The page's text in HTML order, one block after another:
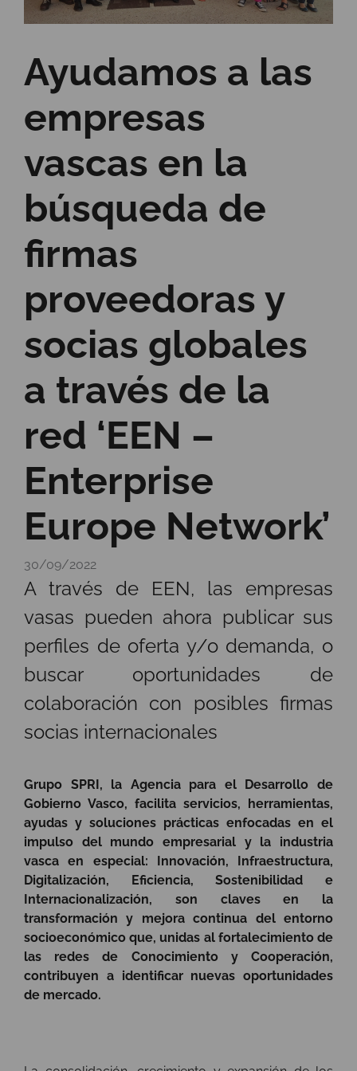
Ayudamos a las
empresas
vascas en la
búsqueda de
firmas
proveedoras y
socias globales
a través de la
red ‘EEN –
Enterprise
Europe Network’
30/09/2022
A través de EEN, las empresas
vasas pueden ahora publicar sus
perfiles de oferta y/o demanda, o
buscar oportunidades de
colaboración con posibles firmas
socias internacionales
Grupo SPRI, la Agencia para el Desarrollo de
Gobierno Vasco, facilita servicios, herramientas,
ayudas y soluciones prácticas enfocadas en el
impulso del mundo empresarial y la industria
vasca en especial: Innovación, Infraestructura,
Digitalización, Eficiencia, Sostenibilidad e
Internacionalización, son claves en la
transformación y mejora continua del entorno
socioeconómico que, unidas al fortalecimiento de
las redes de Conocimiento y Cooperación,
contribuyen a identificar nuevas oportunidades
de mercado.